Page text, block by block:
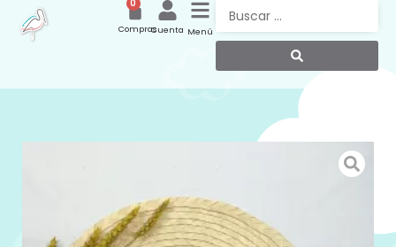
Menú
Cuenta
0
Compras